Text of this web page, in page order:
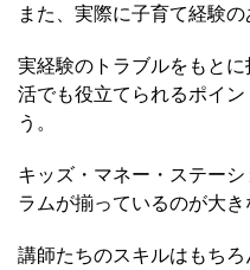
また、実際に子育て経験
実経験のトラブルをもと
活でも役立てられるポイ
う。
キッズ・マネー・ステー
ラムが揃っているのが大き
講師たちのスキルはもち